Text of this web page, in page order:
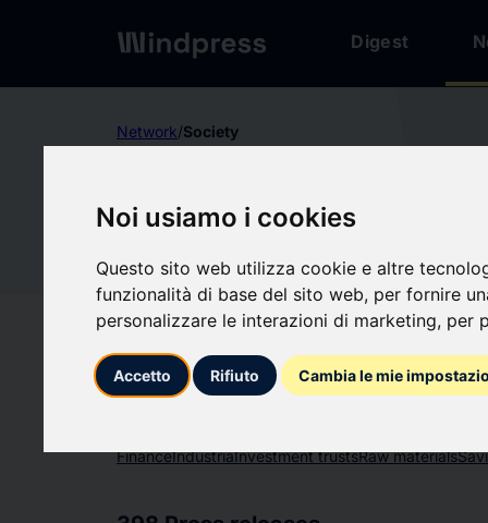
Noi usiamo i cookies
Questo sito web utilizza cookie e altre
funzionalità di base del sito web, per fornire
personalizzare le interazioni di marketing, per
Accetto Rifiuto Cambia le mie
Digest
Network/Society
EN ENI
Follow updates
What we write about
FinanceIndustriaInvestment trustsRaw materials